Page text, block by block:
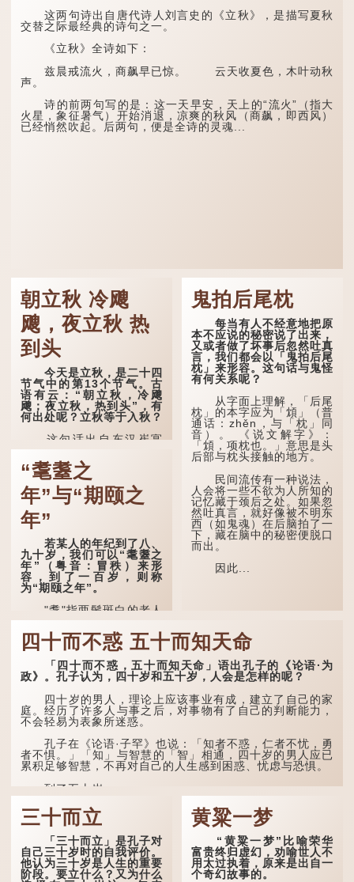
这两句诗出自唐代诗人刘言史的《立秋》，是描写夏秋
交替之际最经典的诗句之一。
《立秋》全诗如下：
兹晨戒流火，商飙早已惊。 云天收夏色，木叶动秋
声。
诗的前两句写的是：这一天早安，天上的“流火”（指大
火星，象征暑气）开始消退，凉爽的秋风（商飙，即西风）
已经悄然吹起。后两句，便是全诗的灵魂...
朝立秋 冷飕
飕，夜立秋 热
到头
今天是立秋，是二十四
节气中的第13个节气。古
语有云：“朝立秋，冷飕
飕；夜立秋，热到头”，有
何出处呢？立秋等于入秋？
这句话出自东汉崔寔
《四民月令》：“朝立秋，
冷飕飕；夜立秋，热到
头”。到了清代，顾禄在
《清嘉录》里记录苏州风俗
时，也引用了这句谚语。不
过当地百姓的口头说法
是“朝立秋，渹飕飕；夜立
秋，热吽吽”。虽然用字略
有不同，但意思完全一致。
那么，这句话到底准不
准呢？它反映了古人的一种
朴素观察：如果立秋的精
确...
“耄耋之
年”与“期颐之
年”
若某人的年纪到了八、
九十岁，我们可以“耄耋之
年”（粤音：冒秩）来形
容，到了一百岁，则称
为“期颐之年”。
"耄"指两鬓斑白的老人
家，亦含有思想紊乱的意
思；"耋"更有跌倒的意思，
也是用来形容老人家的。
曹操《对酒歌》就曾写
道："耄耋皆得以寿终，恩
到了一百岁呢？
颐"。 《礼记.曲礼
上》："百年曰期颐。"郑玄
注："期，犹要也；颐，养
尽养...
鬼拍后尾枕
每当有人不经意地把原
本不应说的秘密说了出来，
又或者做了坏事后忽然吐真
言，我们都会以「鬼拍后尾
枕」来形容。这句话与鬼怪
有何关系呢？
从字面上理解，「后尾
枕」的本字应为「䪴」（普
通话：zhěn，与「枕」同
音）。 《说文解字》：
「䪴，项枕也。」意思是头
后部与枕头接触的地方。
民间流传有一种说法，
人会将一些不欲为人所知的
记忆藏于颈后之处。如果忽
然吐真言，就好像被不明东
西（如鬼魂）在后脑拍了一
下，藏在脑中的秘密便脱口
而出。
因此...
四十而不惑 五十而知天命
「四十而不惑，五十而知天命」语出孔子的《论语·为
政》。孔子认为，四十岁和五十岁，人会是怎样的呢？
四十岁的男人，理论上应该事业有成，建立了自己的家
庭。经历了许多人与事之后，对事物有了自己的判断能力，
不会轻易为表象所迷惑。
孔子在《论语·子罕》也说：「知者不惑，仁者不忧，勇
者不惧。」「知」与智慧的「智」相通，四十岁的男人应已
累积足够智慧，不再对自己的人生感到困惑、忧虑与恐惧。
到了五十岁，...
三十而立
「三十而立」是孔子对
自己三十岁时的自我评价。
他认为三十岁是人生的重要
阶段。要立什么？又为什么
黄粱一梦
“黄粱一梦”比喻荣华
富贵终归虚幻，劝喻世人不
用太过执着，原来是出自一
个奇幻故事的。